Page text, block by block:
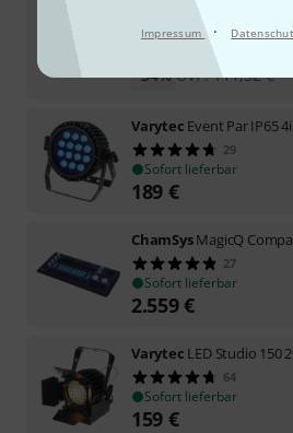
Impressum ·
Sofort lieferbar
73€
UVP:111,32 €
-34%
Varytec Event Par IP65
29
Sofort lieferbar
189 €
ChamSysMagicQ
27
Sofort lieferbar
2.559€
Varytec LED Studio 150
64
Sofort lieferbar
159 €